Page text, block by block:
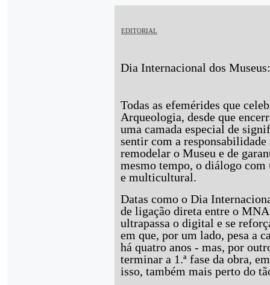
EDITORIAL
Dia Internacional dos
Todas as efemérides que
Arqueologia, desde que
uma camada especial de
sentir com a
remodelar o Museu e de
mesmo tempo, o diálogo com
e multicultural.
Datas como o Dia
de ligação direta entre o
ultrapassa o digital e se
em que, por um lado, pesa a
há quatro anos - mas, por
terminar a 1.ª fase da obra,
isso, também mais perto do